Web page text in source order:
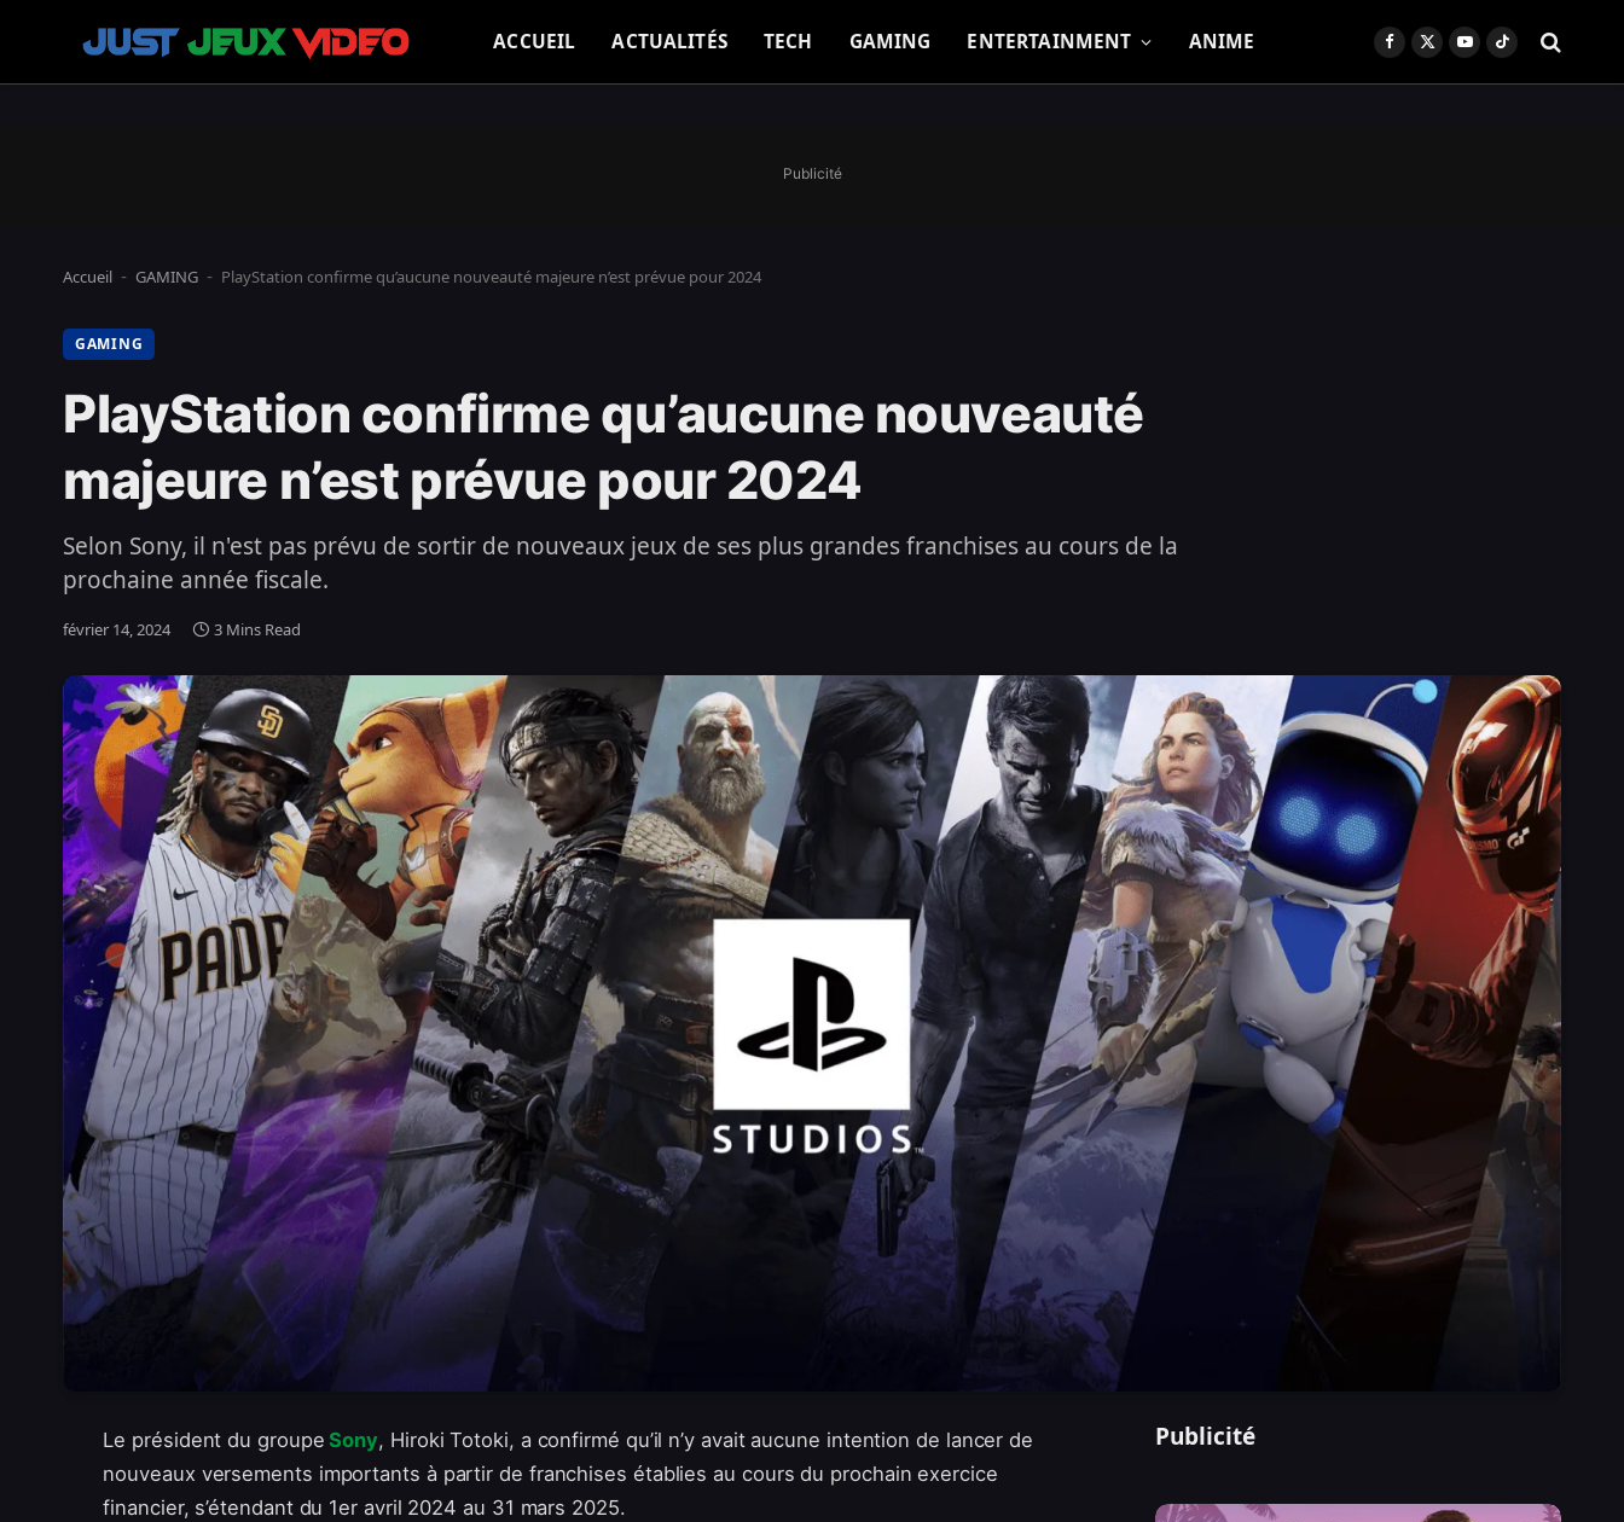
ACCUEIL ACTUALITÉS TECH GAMING ENTERTAINMENT ANIME Facebook
X
YouTubeTikTok
Publicité
Accueil - GAMING - PlayStation confirme qu’aucune nouveauté majeure n’est prévue pour 2024
GAMING
PlayStation confirme qu’aucune nouveauté
majeure n’est prévue pour 2024
Selon Sony, il n'est pas prévu de sortir de nouveaux jeux de ses plus grandes franchises au cours de la
prochaine année fiscale.
février 14, 2024 3 Mins Read
Le président du groupe Sony, Hiroki Totoki, a confirmé qu’il n’y avait aucune intention de lancer de
nouveaux versements importants à partir de franchises établies au cours du prochain exercice
financier, s’étendant du 1er avril 2024 au 31 mars 2025.
Publicité